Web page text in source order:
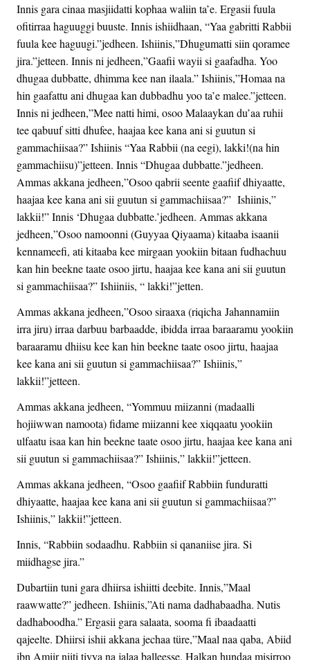
Innis gara cinaa masjiidatti kophaa waliin ta’e. Ergasii fuula
ofitirraa haguuggi buuste. Innis ishiidhaan, “Yaa gabritti Rabbii
fuula kee haguugi.”jedheen. Ishiinis,”Dhugumatti siin qoramee
jira.”jetteen. Innis ni jedheen,”Gaafii wayii si gaafadha. Yoo
dhugaa dubbatte, dhimma kee nan ilaala.” Ishiinis,”Homaa na
hin gaafattu ani dhugaa kan dubbadhu yoo ta’e malee.”jetteen.
Innis ni jedheen,”Mee natti himi, osoo Malaaykan du’aa ruhii
tee qabuuf sitti dhufee, haajaa kee kana ani si guutun si
gammachiisaa?” Ishiinis “Yaa Rabbii (na eegi), lakki!(na hin
gammachiisu)”jetteen. Innis “Dhugaa dubbatte.”jedheen.
Ammas akkana jedheen,”Osoo qabrii seente gaafiif dhiyaatte,
haajaa kee kana ani sii guutun si gammachiisaa?” Ishiinis,”
lakkii!” Innis ‘Dhugaa dubbatte.’jedheen. Ammas akkana
jedheen,”Osoo namoonni (Guyyaa Qiyaama) kitaaba isaanii
kennameefi, ati kitaaba kee mirgaan yookiin bitaan fudhachuu
kan hin beekne taate osoo jirtu, haajaa kee kana ani sii guutun
si gammachiisaa?” Ishiiniis, “ lakki!”jetten.
Ammas akkana jedheen,”Osoo siraaxa (riqicha Jahannamiin
irra jiru) irraa darbuu barbaadde, ibidda irraa baraaramu yookiin
baraaramu dhiisu kee kan hin beekne taate osoo jirtu, haajaa
kee kana ani sii guutun si gammachiisaa?” Ishiinis,”
lakkii!”jetteen.
Ammas akkana jedheen, “Yommuu miizanni (madaalli
hojiiwwan namoota) fidame miizanni kee xiqqaatu yookiin
ulfaatu isaa kan hin beekne taate osoo jirtu, haajaa kee kana ani
sii guutun si gammachiisaa?” Ishiinis,” lakkii!”jetteen.
Ammas akkana jedheen, “Osoo gaafiif Rabbiin funduratti
dhiyaatte, haajaa kee kana ani sii guutun si gammachiisaa?”
Ishiinis,” lakkii!”jetteen.
Innis, “Rabbiin sodaadhu. Rabbiin si qananiise jira. Si
miidhagse jira.”
Dubartiin tuni gara dhiirsa ishiitti deebite. Innis,”Maal
raawwatte?” jedheen. Ishiinis,”Ati nama dadhabaadha. Nutis
dadhaboodha.” Ergasii gara salaata, sooma fi ibaadaatti
qajeelte. Dhiirsi ishii akkana jechaa türe,”Maal naa qaba, Abiid
ibn Amiir niiti tiyya na jalaa balleesse. Halkan hundaa misirroo